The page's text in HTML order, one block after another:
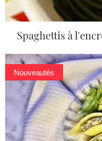
Spaghettis à
Nouveautés